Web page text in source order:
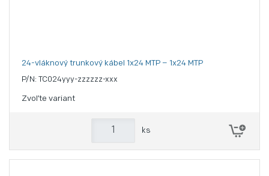
24-vláknový trunkový kábel 1x24 MTP – 1x24 MTP
P/N: TC024yyy-zzzzzz-xxx
Zvoľte variant
ks